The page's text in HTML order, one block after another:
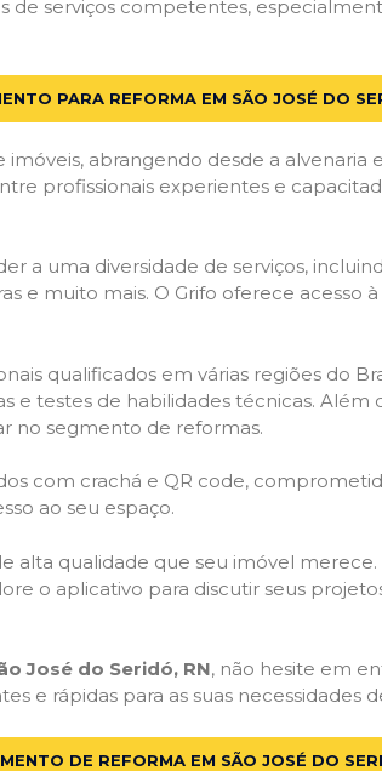
serviços competentes,
PARA REFORMA EM SÃO JOSÉ DO
abrangendo desde a alvenaria
profissionais experientes e
a uma diversidade de serviços,
e muito mais. O Grifo oferece acesso
qualificados em várias regiões do
testes de habilidades técnicas. Além
no segmento de reformas.
com crachá e QR code,
ao seu espaço.
alta qualidade que seu imóvel
o aplicativo para discutir seus
José do Seridó, RN, não hesite em
e rápidas para as suas necessidades
DE REFORMA EM SÃO JOSÉ DO